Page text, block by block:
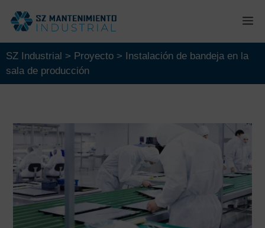
SZ Industrial > Proyecto > Instalación de bandeja en la
sala de producción